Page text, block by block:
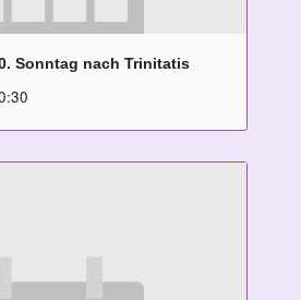
Sonntag nach Trinitatis